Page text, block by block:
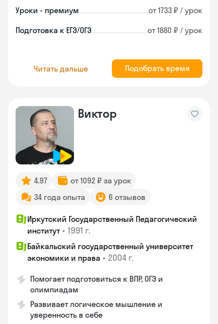
Уроки - премиум от 1733 ₽ / урок
Подготовка к ЕГЭ/ОГЭ от 1880 ₽ / урок
Читать дальше Подобрать время
Виктор
4.97
от 1092 ₽ за урок
34 года опыта
6 отзывов
Иркутский Государственный Педагогический
институт • 1991 г.
Байкальский государственный университет
экономики и права • 2004 г.
Помогает подготовиться к ВПР, ОГЭ и
олимпиадам
Развивает логическое мышление и
уверенность в себе